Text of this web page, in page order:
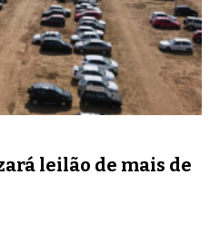
leilão de mais de